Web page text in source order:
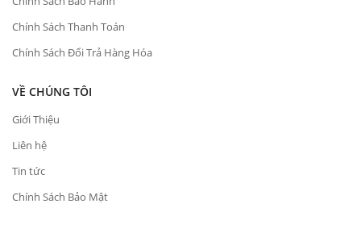
Chính Sách Thanh Toán
Chính Sách Đổi Trả Hàng Hóa
VỀ CHÚNG TÔI
Giới Thiệu
Liên hệ
Tin tức
Chính Sách Bảo Mật